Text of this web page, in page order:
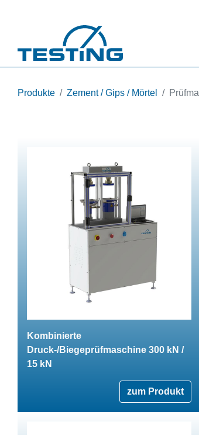
Produkte Zement / Gips / Mörtel
Kombinierte
Druck-/Biegeprüfmaschine 300 kN /
15 kN
zum Produkt